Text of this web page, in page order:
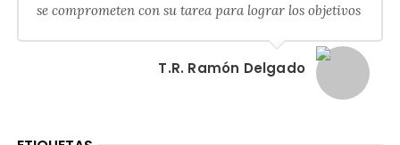
se comprometen con su tarea para lograr los objetivos
T.R. Ramón Delgado